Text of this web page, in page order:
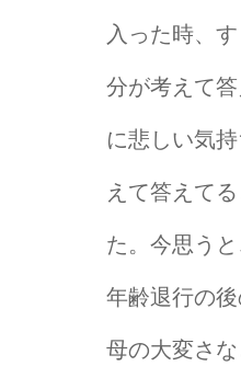
入った時、
分が考えて
に悲しい気
えて答えて
た。今思う
年齢退行の
母の大変さ